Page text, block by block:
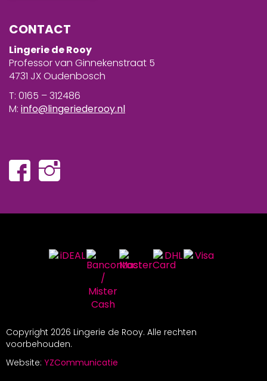
CONTACT
Lingerie de Rooy
Professor van Ginnekenstraat 5
4731 JX Oudenbosch
T: 0165 – 312486
M: info@lingeriederooy.nl
Copyright 2026 Lingerie de Rooy. Alle rechten
voorbehouden.
Website: YZCommunicatie